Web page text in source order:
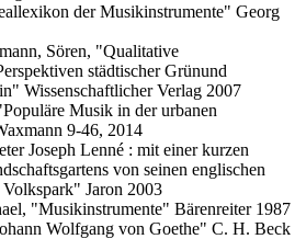
der Musikinstrumente" Georg
Sören, "Qualitative
städtischer Grünund
Wissenschaftlicher Verlag 2007
Musik in der urbanen
9-46, 2014
Joseph Lenné : mit einer kurzen
von seinen englischen
Jaron 2003
"Musikinstrumente" Bärenreiter 1987
Wolfgang von Goethe" C. H. Beck